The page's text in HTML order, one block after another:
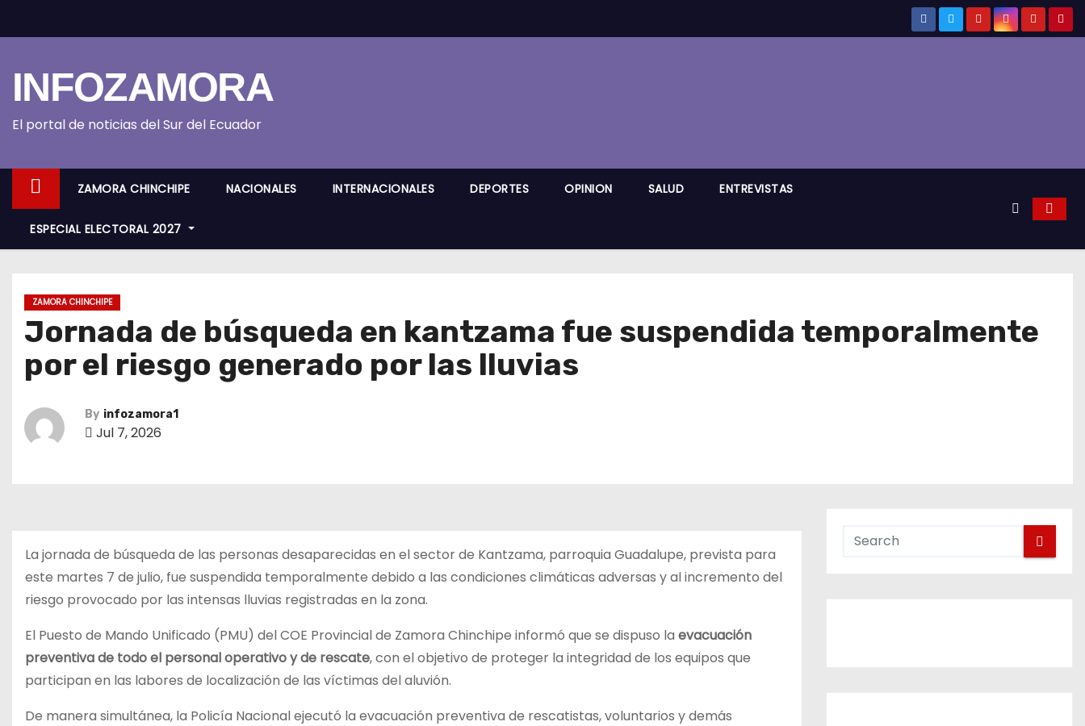
k
o
INFOZAMORA
El portal de noticias del Sur del Ecuador
ZAMORA CHINCHIPE NACIONALES INTERNACIONALES DEPORTES OPINION SALUD ENTREVISTAS
ESPECIAL ELECTORAL 2027
ZAMORA CHINCHIPE
Jornada de búsqueda en kantzama fue suspendida temporalmente
por el riesgo generado por las lluvias
By infozamora1
Jul 7, 2026
La jornada de búsqueda de las personas desaparecidas en el sector de Kantzama, parroquia Guadalupe, prevista para
este martes 7 de julio, fue suspendida temporalmente debido a las condiciones climáticas adversas y al incremento del
riesgo provocado por las intensas lluvias registradas en la zona.
El Puesto de Mando Unificado (PMU) del COE Provincial de Zamora Chinchipe informó que se dispuso la evacuación
preventiva de todo el personal operativo y de rescate, con el objetivo de proteger la integridad de los equipos que
participan en las labores de localización de las víctimas del aluvión.
De manera simultánea, la Policía Nacional ejecutó la evacuación preventiva de rescatistas, voluntarios y demás